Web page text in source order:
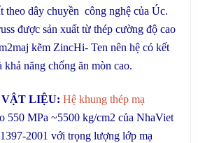
theo dây chuyền công nghệ của Úc.
được sản xuất từ thép cường độ cao
kẽm ZincHi- Ten nên hệ có kết
năng chống ăn mòn cao.
LIỆU: Hệ khung thép mạ
550 MPa ~5500 kg/cm2 của NhaViet
2001 với trọng lượng lớp mạ